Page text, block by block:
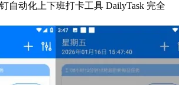
自动化上下班打卡工具 DailyTask 完全